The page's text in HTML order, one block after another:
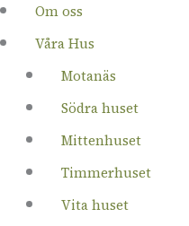
Om oss
Våra Hus
Motanäs
Södra huset
Mittenhuset
Timmerhuset
Vita huset